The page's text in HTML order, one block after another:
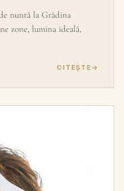
nuntă la Grădina
zone, lumina ideală,
CITEȘTE